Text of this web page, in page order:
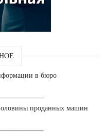
в бюро
проданных машин